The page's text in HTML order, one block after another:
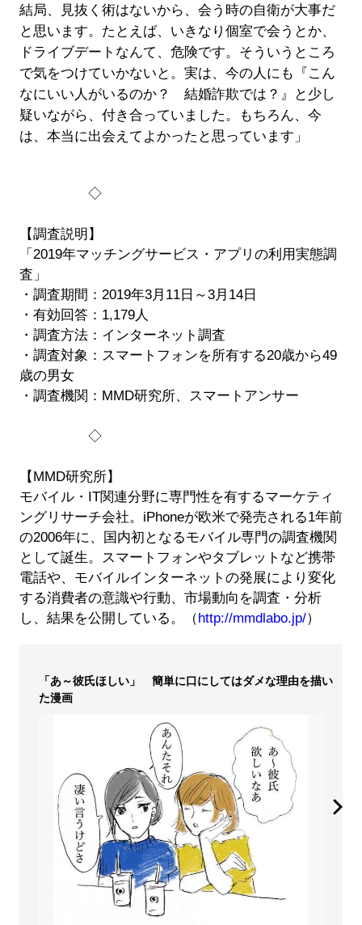
結局、見抜く術はないから、会う時の自衛が大事だ
と思います。たとえば、いきなり個室で会うとか、
ドライブデートなんて、危険です。そういうところ
で気をつけていかないと。実は、今の人にも『こん
なにいい人がいるのか？ 結婚詐欺では？』と少し
疑いながら、付き合っていました。もちろん、今
は、本当に出会えてよかったと思っています」
◇
【調査説明】
「2019年マッチングサービス・アプリの利用実態調
査」
・調査期間：2019年3月11日～3月14日
・有効回答：1,179人
・調査方法：インターネット調査
・調査対象：スマートフォンを所有する20歳から49
歳の男女
・調査機関：MMD研究所、スマートアンサー
◇
【MMD研究所】
モバイル・IT関連分野に専門性を有するマーケティ
ングリサーチ会社。iPhoneが欧米で発売される1年前
の2006年に、国内初となるモバイル専門の調査機関
として誕生。スマートフォンやタブレットなど携帯
電話や、モバイルインターネットの発展により変化
する消費者の意識や行動、市場動向を調査・分析
し、結果を公開している。（ http://mmdlabo.jp/）
「あ～彼氏ほしい」 簡単に口にしてはダメな理由を描い
た漫画